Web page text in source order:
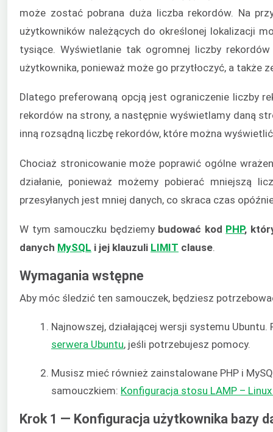
może zostać pobrana duża liczba rekordów. Na
użytkowników należących do określonej lokalizacji
tysiące. Wyświetlanie tak ogromnej liczby
użytkownika, ponieważ może go przytłoczyć, a także
Dlatego preferowaną opcją jest ograniczenie liczby
rekordów na strony, a następnie wyświetlamy daną
inną rozsądną liczbę rekordów, które można
Chociaż stronicowanie może poprawić ogólne
działanie, ponieważ możemy pobierać mniejszą
przesyłanych jest mniej danych, co skraca czas
W tym samouczku będziemybudować kod PHP,
danych MySQL i jej klauzuli LIMIT clause.
Wymagania wstępne
Aby móc śledzić ten samouczek, będziesz
Najnowszej, działającej wersji systemu
serwera Ubuntu, jeśli potrzebujesz pomocy.
Musisz mieć również zainstalowane PHP i
samouczkiem: Konfiguracja stosu LAMP –
Krok 1 — Konfiguracja użytkownika bazy